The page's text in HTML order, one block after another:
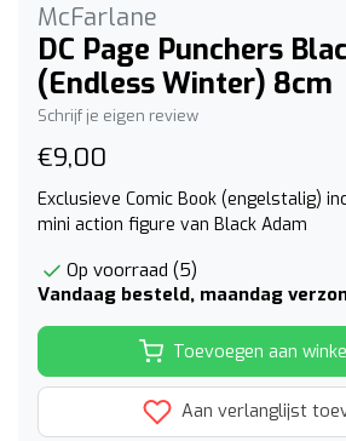
McFarlane
DC Page Punchers
(Endless Winter) 8cm
Schrijf je eigen review
€9,00
Exclusieve Comic Book (engelstalig)
mini action figure van Black Adam
Op voorraad (5)
Vandaag besteld, maandag
Toevoegen aan
Aan verlanglijst